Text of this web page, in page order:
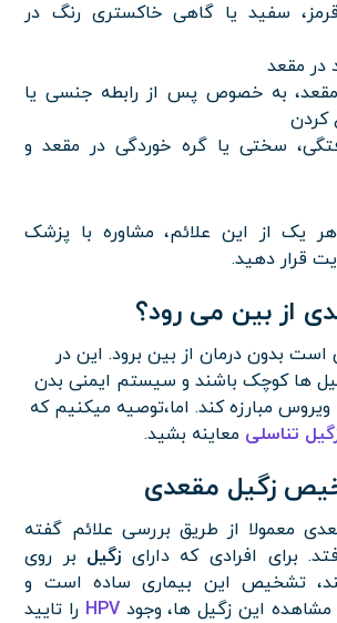
سفید یا گاهی خاکستری رنگ در
در مقعد
مقعد، به خصوص پس از رابطه جنسی یا
کردن
سختی یا گره خوردگی در مقعد و
یک از این علائم، مشاوره با پزشک
قرار دهید.
از بین می رود؟
بدون درمان از بین برود. این در
ها کوچک باشند و سیستم ایمنی بدن
مبارزه کند. اما،توصیه میکنیم که
تناسلی معاینه بشید.
زگیل مقعدی
معمولا از طریق بررسی علائم گفته
برای افرادی که دارای زگیل بر روی
تشخیص این بیماری ساده است و
مشاهده این زگیل ها، وجودHPV را تایید